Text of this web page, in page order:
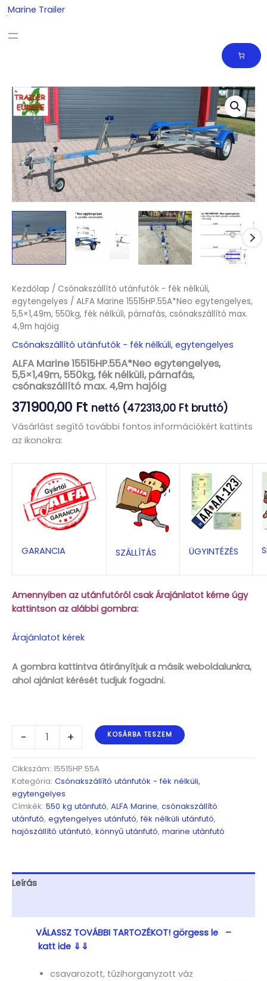
Skip
to
content
Marine Trailer
Kezdőlap / Csónakszállító utánfutók - fék nélküli,
egytengelyes / ALFA Marine 15515HP.55A*Neo egytengelyes,
5,5×1,49m, 550kg, fék nélküli, párnafás, csónakszállító max.
4,9m hajóig
Csónakszállító utánfutók - fék nélküli, egytengelyes
ALFA Marine 15515HP.55A*Neo egytengelyes,
5,5×1,49m, 550kg, fék nélküli, párnafás,
csónakszállító max. 4,9m hajóig
371900,00 Ft nettó (472313,00 Ft bruttó)
Vásárlást segítő további fontos információkért kattints
az ikonokra:
GARANCIA SZÁLLÍTÁS ÜGYINTÉZÉS
Amennyiben az utánfutóról csak Árajánlatot kérne úgy
kattintson az alábbi gombra:
Árajánlatot kérek
A gombra kattintva átirányítjuk a másik weboldalunkra,
ahol ajánlat kérését tudjuk fogadni.
-
egytengelyes,
5,5x1,49m,
550kg,
fék
nélküli,
párnafás,
csónakszállító
hajóig
mennyiség
+ KOSÁRBA TESZEM
Cikkszám: 15515HP.55A
Kategória: Csónakszállító utánfutók - fék nélküli,
egytengelyes
Címkék: 550 kg utánfutó, ALFA Marine, csónakszállító
utánfutó, egytengelyes utánfutó,fék nélküli utánfutó,
hajószállító utánfutó, könnyű utánfutó, marine utánfutó
Leírás
VÁLASSZ TOVÁBBI TARTOZÉKOT! görgess le –
katt ide ⇓⇓
csavarozott, tűzihorganyzott váz